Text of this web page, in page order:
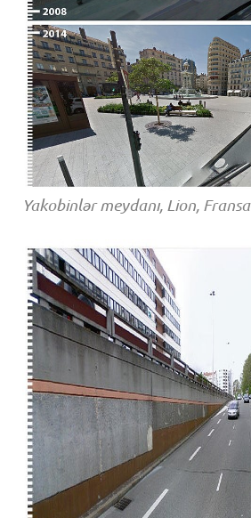
Yakobinlər meydanı, Lion, Fransa